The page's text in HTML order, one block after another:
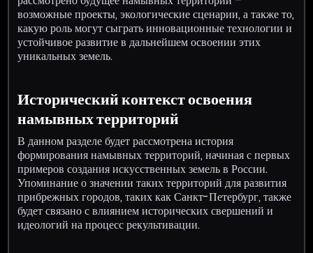
возможные проекты, экологические сценарии, а также то,
какую роль могут сыграть инновационные технологии и
устойчивое развитие в дальнейшем освоении этих
уникальных земель.
Исторический контекст освоения
намывных территорий
В данном разделе будет рассмотрена история
формирования намывных территорий, начиная с первых
примеров создания искусственных земель в России.
Упоминание о значении таких территорий для развития
прибрежных городов, таких как Санкт-Петербург, также
будет связано с влиянием исторических свершений и
идеологий на процесс рекультивации.